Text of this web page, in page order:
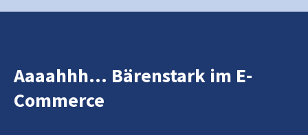
Aaaahhh... Bärenstark im E-
Commerce